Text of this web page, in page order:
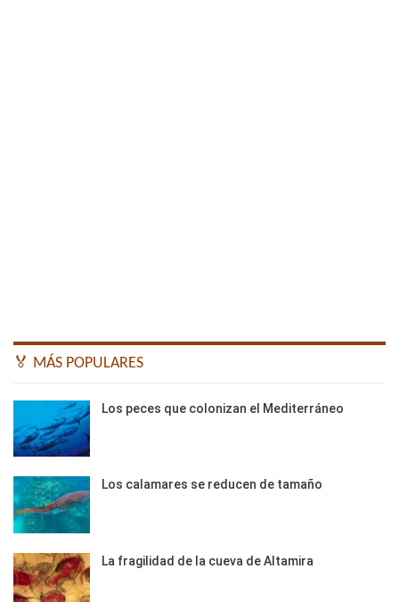
🏅 MÁS POPULARES
Los peces que colonizan el Mediterráneo
Los calamares se reducen de tamaño
La fragilidad de la cueva de Altamira